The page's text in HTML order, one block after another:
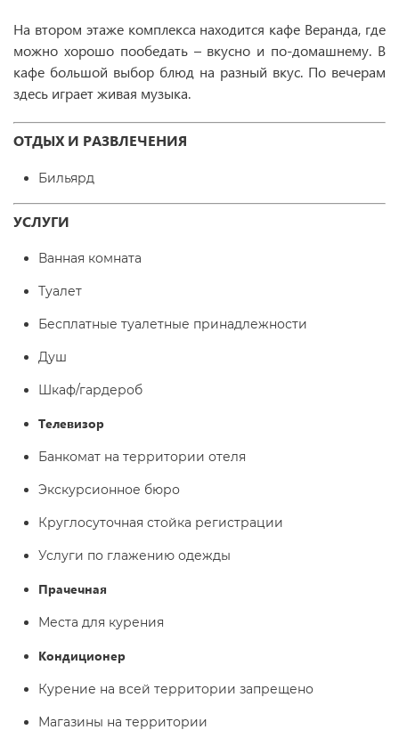
На втором этаже комплекса находится кафе Веранда, где
можно хорошо пообедать – вкусно и по-домашнему. В
кафе большой выбор блюд на разный вкус. По вечерам
здесь играет живая музыка.
ОТДЫХ И РАЗВЛЕЧЕНИЯ
Бильярд
УСЛУГИ
Ванная комната
Туалет
Бесплатные туалетные принадлежности
Душ
Шкаф/гардероб
Телевизор
Банкомат на территории отеля
Экскурсионное бюро
Круглосуточная стойка регистрации
Услуги по глажению одежды
Прачечная
Места для курения
Кондиционер
Курение на всей территории запрещено
Магазины на территории